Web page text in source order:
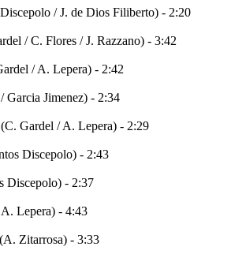
/ J. de Dios Filiberto) - 2:20
/ C. Flores / J. Razzano) - 3:42
/ A. Lepera) - 2:42
Garcia Jimenez) - 2:34
Gardel / A. Lepera) - 2:29
Discepolo) - 2:43
Discepolo) - 2:37
Lepera) - 4:43
Zitarrosa) - 3:33